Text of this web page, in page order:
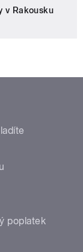
v Rakousku
poplatek